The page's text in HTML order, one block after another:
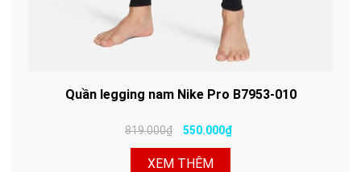
Quần legging nam Nike Pro B7953-010
819.000₫ 550.000₫
XEM THÊM